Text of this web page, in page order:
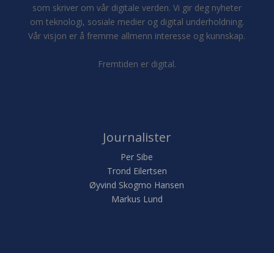
som skriver om vår digitale verden. Vi gir deg nyheter
om teknologi, sosiale medier og digital underholdning.
Vår visjon er å fremme allmenn interesse og kunnskap.
Fremtiden er digital.
Journalister
Per Sibe
Trond Eilertsen
Øyvind Skogmo Hansen
Markus Lund